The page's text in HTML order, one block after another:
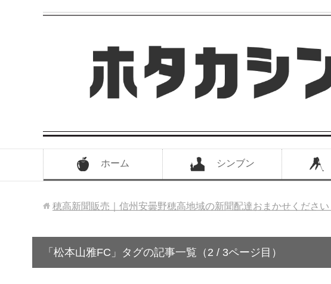
ホーム シンブン
穂高新聞販売｜信州安曇野穂高地域の新聞配達おまかせください
「松本山雅FC」タグの記事一覧（2 / 3ページ目）